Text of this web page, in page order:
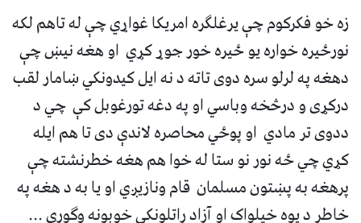
زه خو فکرکوم چې یرغلګره امریکا غواړي چې له تاهم لکه
نورځیره خواره یو ځیره خور جوړ کړي او هغه نیښ چې
دهغه په لرلو سره دوی تاته د نه ایل کیدونکي ښامار لقب
درکړی و درڅخه وباسي او په دغه تورغوبل کې چي د
ددوی تر مادي او پوځي محاصره لاندې دی تا هم ایله
کړي چي ځه نور نو ستا له خوا هم هغه خطرنشته چې
پرهغه به پښتون مسلمان قام ونازیږي او یا به د هغه په
خاطر د یوه خپلواک او آزاد راتلونکی خوبونه وګوري ...